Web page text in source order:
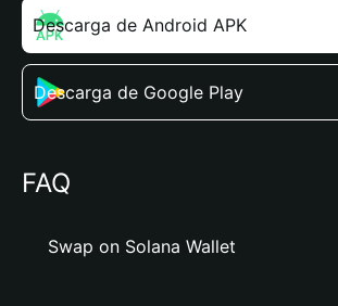
Descarga de Android APK
Descarga de Google Play
FAQ
Swap on Solana Wallet